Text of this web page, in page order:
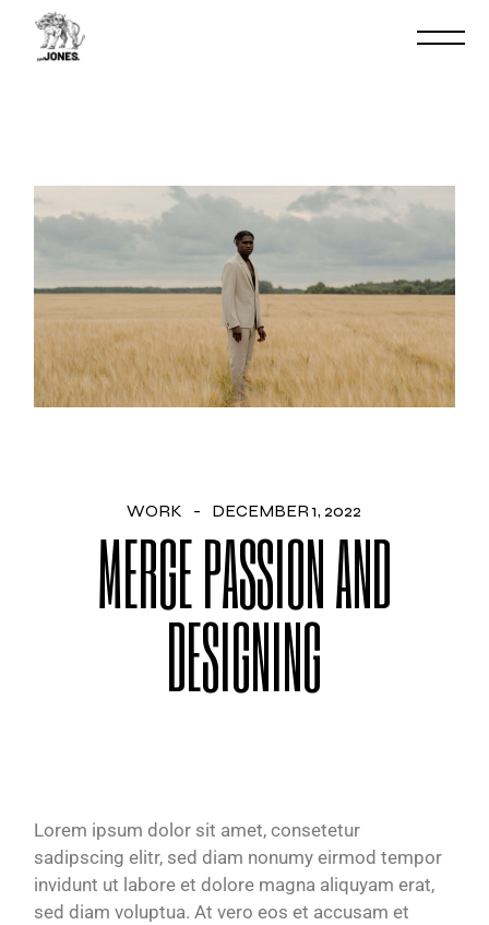
WORK DECEMBER 1, 2022
MERGE PASSION AND
DESIGNING
Lorem ipsum dolor sit amet, consetetur
sadipscing elitr, sed diam nonumy eirmod tempor
invidunt ut labore et dolore magna aliquyam erat,
sed diam voluptua. At vero eos et accusam et